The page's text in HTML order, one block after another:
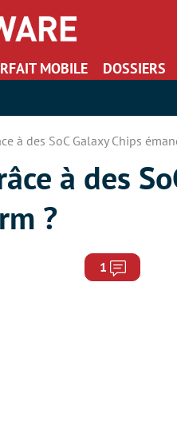
MOBILE DOSSIERS
à des SoC Galaxy Chips
à des
?
1